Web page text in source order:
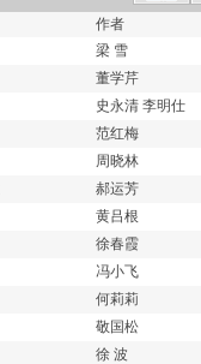
作者
梁 雪
董学芹
史永清 李明仕
范红梅
周晓林
郝运芳
黄吕根
徐春霞
冯小飞
何莉莉
敬国松
徐 波